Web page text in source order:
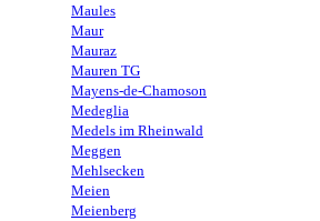
Maules
Maur
Mauraz
Mauren TG
Mayens-de-Chamoson
Medeglia
Medels im Rheinwald
Meggen
Mehlsecken
Meien
Meienberg